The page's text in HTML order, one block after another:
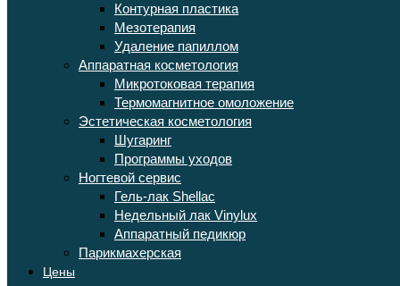
Контурная пластика
Мезотерапия
Удаление папиллом
Аппаратная косметология
Микротоковая терапия
Термомагнитное омоложение
Эстетическая косметология
Шугаринг
Программы уходов
Ногтевой сервис
Гель-лак Shellac
Недельный лак Vinylux
Аппаратный педикюр
Парикмахерская
Цены